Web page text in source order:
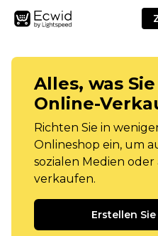
Alles, was
Online-
Richten Sie in
Onlineshop ein, um
sozialen Medien
verkaufen.
Erstellen